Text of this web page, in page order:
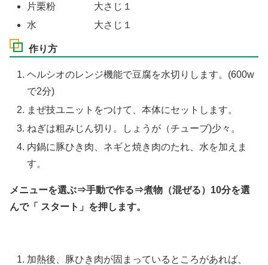
片栗粉 大さじ１
水 大さじ１
作り方
ヘルシオのレンジ機能で豆腐を水切りします。(600w
で2分)
まぜ技ユニットをつけて、本体にセットします。
ねぎは粗みじん切り。しょうが（チューブ)少々。
内鍋に豚ひき肉、ネギと焼き肉のたれ、水を加えま
す。
メニューを選ぶ⇒手動で作る⇒煮物（混ぜる）10分を選
んで「 スタート」を押します。
加熱後、豚ひき肉が固まっているところがあれば、